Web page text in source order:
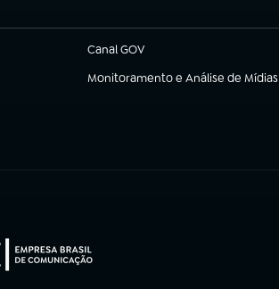
Canal GOV
(abre em nova aba)
Monitoramento e Análise de Mídias
(abre em nova aba)